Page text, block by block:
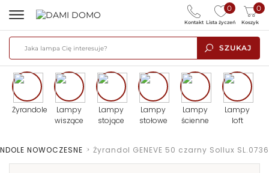
SZUKAJ
0
Lista życzeń
0
Koszyk
Kontakt
Żyrandole
Lampy
wiszące
Lampy
stojące
Lampy
stołowe
Lampy
ścienne
Lampy
loft
NOWOCZESNE > Żyrandol GENEVE 50 czarny Sollux SL.0736